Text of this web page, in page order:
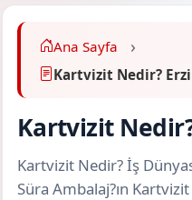
Ana Sayfa
Kartvizit Nedir?
Kartvizit
Kartvizit Nedir? İş
Süra Ambalaj?ın